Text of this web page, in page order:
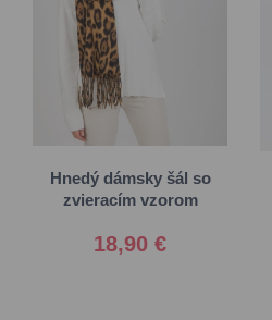
Hnedý dámsky šál so
zvieracím vzorom
18,90 €
Univerzálna